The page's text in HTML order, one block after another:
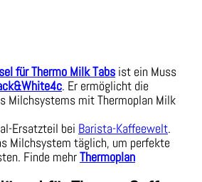
für Thermo Milk Tabs ist ein Muss
. Er ermöglicht die
Milchsystems mit Thermoplan Milk
Ersatzteil bei Barista-Kaffeewelt.
Milchsystem täglich, um perfekte
Finde mehrThermoplan